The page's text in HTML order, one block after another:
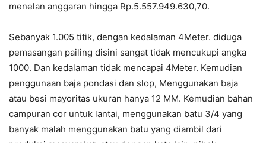
menelan anggaran hingga Rp.5.557.949.630,70.
Sebanyak 1.005 titik, dengan kedalaman 4Meter. diduga
pemasangan pailing disini sangat tidak mencukupi angka
1000. Dan kedalaman tidak mencapai 4Meter. Kemudian
penggunaan baja pondasi dan slop, Menggunakan baja
atau besi mayoritas ukuran hanya 12 MM. Kemudian bahan
campuran cor untuk lantai, menggunakan batu 3/4 yang
banyak malah menggunakan batu yang diambil dari